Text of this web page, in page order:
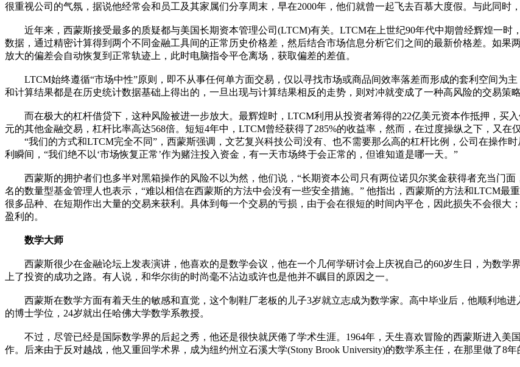
很重视公司的气氛，据说他经常会和员工及其家属们分享周末，早在2000年，他们就曾一起飞去百慕大度假。与此同时
近年来，西蒙斯接受最多的质疑都与美国长期资本管理公司(LTCM)有关。LTCM在上世纪90年代中期曾经辉煌一时
数据，通过精密计算得到两个不同金融工具间的正常历史价格差，然后结合市场信息分析它们之间的最新价格差。如果
放大的偏差会自动恢复到正常轨迹上，此时电脑指令平仓离场，获取偏差的差值。
LTCM始终遵循“市场中性”原则，即不从事任何单方面交易，仅以寻找市场或商品间效率落差而形成的套利空间为
和计算结果都是在历史统计数据基础上得出的，一旦出现与计算结果相反的走势，则对冲就变成了一种高风险的交易策略
而在极大的杠杆借贷下，这种风险被进一步放大。最辉煌时，LTCM利用从投资者筹得的22亿美元资本作抵押，买入
元的其他金融交易，杠杆比率高达568倍。短短4年中，LTCM曾经获得了285%的收益率，然而，在过度操纵之下，又在
“我们的方式和LTCM完全不同”，西蒙斯强调，文艺复兴科技公司没有、也不需要那么高的杠杆比例，公司在操作
利瞬间，“我们绝不以‘市场恢复正常’作为赌注投入资金，有一天市场终于会正常的，但谁知道是哪一天。”
西蒙斯的拥护者们也多半对黑箱操作的风险不以为然，他们说，“长期资本公司只有两位诺贝尔奖金获得者充当门面
名的数量型基金管理人也表示，“难以相信在西蒙斯的方法中会没有一些安全措施。” 他指出，西蒙斯的方法和LTCM最
很多品种、在短期作出大量的交易来获利。具体到每一个交易的亏损，由于会在很短的时间内平仓，因此损失不会很
盈利的。
数学大师
西蒙斯很少在金融论坛上发表演讲，他喜欢的是数学会议，他在一个几何学研讨会上庆祝自己的60岁生日，为数学
上了投资的成功之路。有人说，和华尔街的时尚毫不沾边或许也是他并不瞩目的原因之一。
西蒙斯在数学方面有着天生的敏感和直觉，这个制鞋厂老板的儿子3岁就立志成为数学家。高中毕业后，他顺利地进
的博士学位，24岁就出任哈佛大学数学系教授。
不过，尽管已经是国际数学界的后起之秀，他还是很快就厌倦了学术生涯。1964年，天生喜欢冒险的西蒙斯进入
作。后来由于反对越战，他又重回学术界，成为纽约州立石溪大学(Stony Brook University)的数学系主任，在那里做了8年